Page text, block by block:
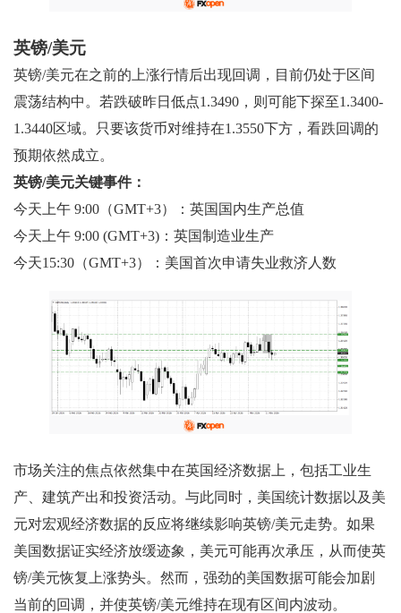
英镑/美元
英镑/美元在之前的上涨行情后出现回调，目前仍处于区间
震荡结构中。若跌破昨日低点1.3490，则可能下探至1.3400-
1.3440区域。只要该货币对维持在1.3550下方，看跌回调的
预期依然成立。
英镑/美元关键事件：
今天上午 9:00（GMT+3）：英国国内生产总值
今天上午 9:00 (GMT+3)：英国制造业生产
今天15:30（GMT+3）：美国首次申请失业救济人数
市场关注的焦点依然集中在英国经济数据上，包括工业生
产、建筑产出和投资活动。与此同时，美国统计数据以及美
元对宏观经济数据的反应将继续影响英镑/美元走势。如果
美国数据证实经济放缓迹象，美元可能再次承压，从而使英
镑/美元恢复上涨势头。然而，强劲的美国数据可能会加剧
当前的回调，并使英镑/美元维持在现有区间内波动。